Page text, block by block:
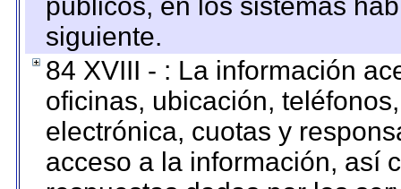
siguiente.
84 XVIII - : La información
oficinas, ubicación,
electrónica, cuotas y
acceso a la información, así